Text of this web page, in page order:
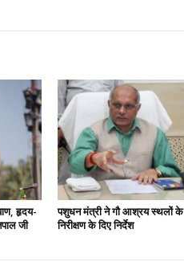
हृदय-
जी
पशुधन मंत्री ने गौ आश्रय स्थलों के
निरीक्षण के दिए निर्देश